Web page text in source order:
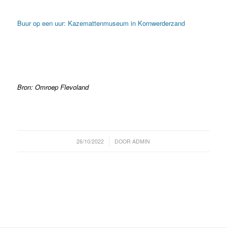
Buur op een uur: Kazemattenmuseum in Kornwerderzand
Bron: Omroep Flevoland
26/10/2022
/ DOORADMIN